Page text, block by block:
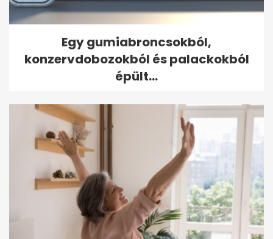
Egy gumiabroncsokból,
konzervdobozokból és palackokból
épült...